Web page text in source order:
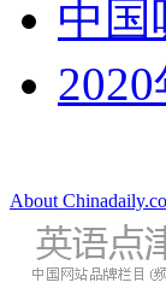
中国
About